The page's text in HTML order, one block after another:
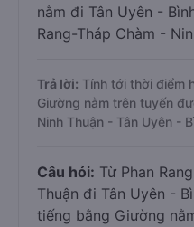
nằm đi Tân Uyên -
Rang-Tháp Chàm -
Trả lời: Tính tới thời điểm
Giường nằm trên tuyến
Ninh Thuận - Tân Uyên -
Câu hỏi: Từ Phan
Thuận đi Tân Uyên -
tiếng bằng Giường